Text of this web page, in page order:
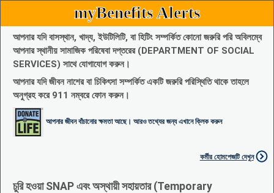
myBenefits Alerts
আপনার যদি বাসস্থান, খাদ্য, ইউটিলিটি, বা হিটিং সম্পর্কিত কোনো জরুরি পরি অবিলম্বে
আপনার স্থানীয় সামাজিক পরিষেবা দপ্তরের (DEPARTMENT OF SOCIAL
SERVICES) সাথে যোগাযোগ করুন।
আপনার যদি জীবন নাশের বা চিকিৎসা সম্পর্কিত একটি জরুরি পরিস্থিতি থাকে তাহলে
অনুগ্রহ করে 911 নম্বরে ফোন করুন।
আপনার জীবন বাঁচানোর ক্ষমতা আছে। আরও তথ্যের জন্য এখানে ক্লিক করুন
কর্মীর হোমপেজটি দেখুন
চুরি হওয়া SNAP এবং অস্থায়ী সহায়তার (Temporary